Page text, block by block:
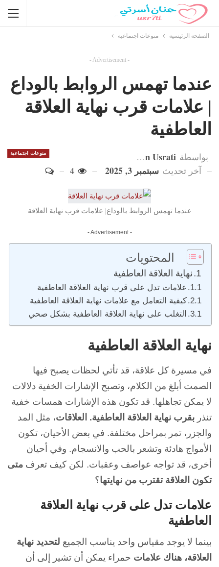
الصفحة الرئيسية منوعات اجتماعية
- Advertisement -
عندما تهمس الروابط بالوداع
| علامات قرب نهاية العلاقة
العاطفية
منوعات اجتماعية بواسطة Hanan Usrati
آخر تحديث سبتمبر 3, 2025
عندما تهمس الروابط بالوداع| علامات قرب نهاية العلاقة
- Advertisement -
المحتويات
نهاية العلاقة العاطفية
علامات تدل على قرب نهاية العلاقة العاطفية
كيفية التعامل مع علامات نهاية العلاقة العاطفية
التغلب على نهاية العلاقة العاطفية بشكل صحي
نهاية العلاقة العاطفية
في مسيرة كل علاقة، قد تأتي لحظات يصبح فيها
الصمت أبلغ من الكلام، وتصبح الإشارات الخفية دلالات
لا يمكن تجاهلها. قد تكون هذه الإشارات همسات خفية
تنذر بقرب نهاية العلاقة العاطفية. العلاقات، مثل المد
والجزر، تمر بمراحل مختلفة. في بعض الأحيان، تكون
الأمواج هادئة وتشعر بالحب والانسجام. وفي أحيان
أخرى، قد تواجه عواصف وعقبات. لكن كيف تعرف متى
تكون العلاقة تقترب من نهايتها؟
علامات تدل على قرب نهاية العلاقة
العاطفية
بينما لا يوجد مقياس واحد يناسب الجميع لتحديد نهاية
العلاقة، هناك علامات حمراء يمكن أن تشير إلى أن